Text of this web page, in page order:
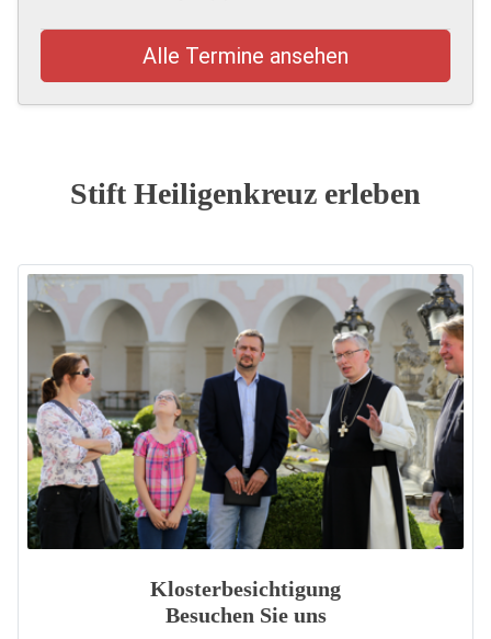
Alle Termine ansehen
Stift Heiligenkreuz erleben
Klosterbesichtigung
Besuchen Sie uns